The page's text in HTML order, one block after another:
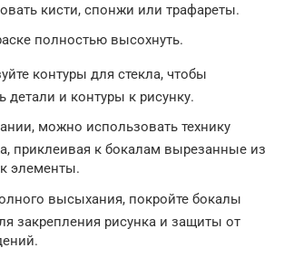
кисти, спонжи или трафареты.
полностью высохнуть.
контуры для стекла, чтобы
детали и контуры к рисунку.
можно использовать технику
приклеивая к бокалам вырезанные из
элементы.
высыхания, покройте бокалы
закрепления рисунка и защиты от